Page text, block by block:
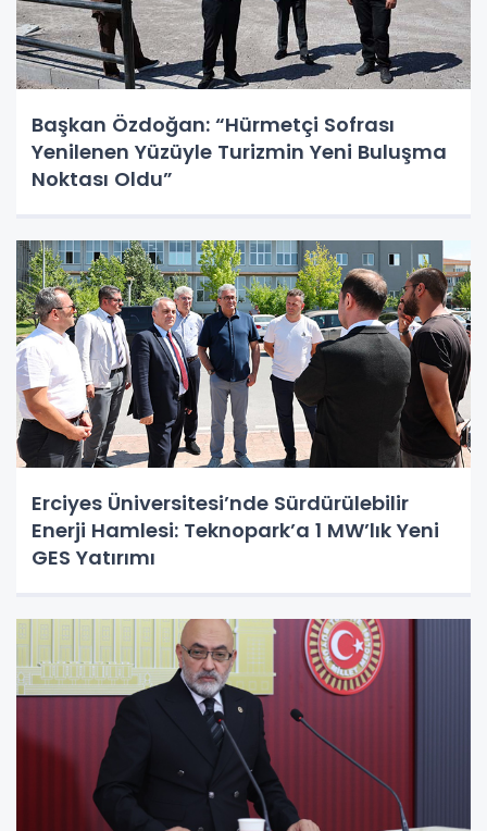
Başkan Özdoğan: “Hürmetçi Sofrası
Yenilenen Yüzüyle Turizmin Yeni Buluşma
Noktası Oldu”
Erciyes Üniversitesi’nde Sürdürülebilir
Enerji Hamlesi: Teknopark’a 1 MW’lık Yeni
GES Yatırımı